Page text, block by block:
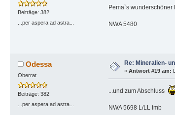
Beiträge: 382
...per aspera ad astra...
Pema`s wunderschöner
NWA 5480
Odessa
Oberrat
Beiträge: 382
...per aspera ad astra...
Re: Mineralien-
« Antwort #19 am:
...und zum Abschluss
NWA 5698 L/LL imb